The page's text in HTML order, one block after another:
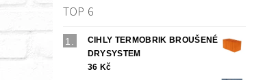
TOP 6
CIHLY TERMOBRIK BROUŠENÉ
DRYSYSTEM
36 Kč